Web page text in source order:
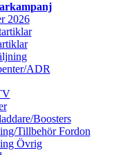
2026
ADR
Boosters
Tillbehör Fordon
Övrig